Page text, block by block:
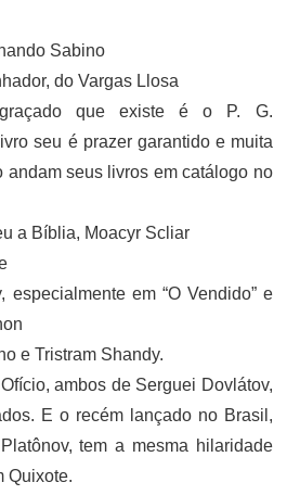
Sabino
do Vargas Llosa
que existe é o P. G.
seu é prazer garantido e muita
andam seus livros em catálogo no
a Bíblia, Moacyr Scliar
em “O Vendido” e
e Tristram Shandy.
ambos de Serguei Dovlátov,
E o recém lançado no Brasil,
tem a mesma hilaridade
Quixote.